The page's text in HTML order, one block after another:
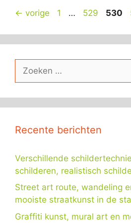
← vorige Pagina
1 … Pagina
529 530
naar:
Recente berichten
Verschillende
schilderen, realistisch
Street art route, wandeling
mooiste straatkunst in de
Graffiti kunst, mural art en